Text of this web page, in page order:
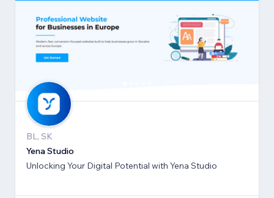
BL, SK
Yena Studio
Unlocking Your Digital Potential with Yena Studio